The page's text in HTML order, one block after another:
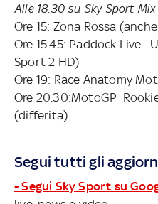
Alle 18.30 su Sky Sport Mix
Ore 15: Zona Rossa
Ore 15.45: Paddock Live
Sport 2 HD)
Ore 19: Race Anatomy
Ore 20.30:MotoGP
(differita)
Segui tutti gli
- Segui Sky Sport su